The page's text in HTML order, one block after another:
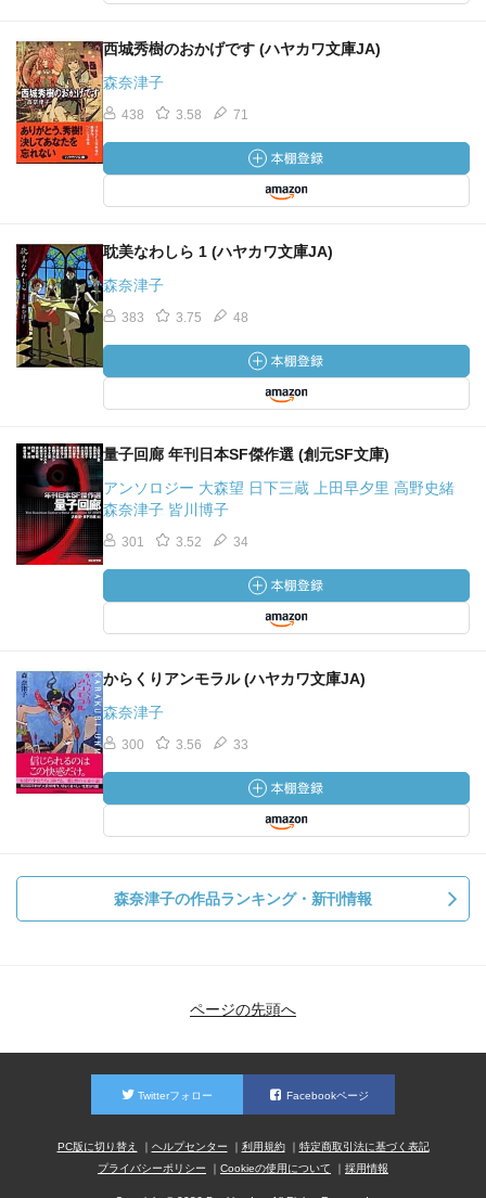
西城秀樹のおかげです (ハヤカワ文庫JA)
森奈津子
438 3.58 71
耽美なわしら 1 (ハヤカワ文庫JA)
森奈津子
383 3.75 48
量子回廊 年刊日本SF傑作選 (創元SF文庫)
アンソロジー 大森望 日下三蔵 上田早夕里 高野史緒
森奈津子 皆川博子
301 3.52 34
からくりアンモラル (ハヤカワ文庫JA)
森奈津子
300 3.56 33
森奈津子の作品ランキング・新刊情報
ページの先頭へ
Twitterフォロー Facebookページ
PC版に切り替え ヘルプセンター 利用規約
特定商取引法に基づく表記
プライバシーポリシー
Cookieの使用について 採用情報